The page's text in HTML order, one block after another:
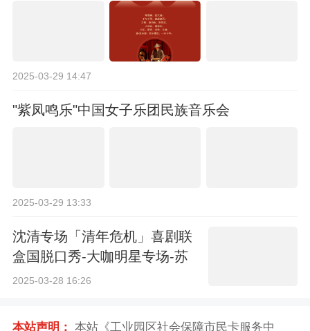
2025-03-29 14:47
"紫凤鸣乐"中国女子乐团民族音乐会
2025-03-29 13:33
沈清专场「清年危机」喜剧联
盒国脱口秀-大咖明星专场-苏
州站
2025-03-28 16:26
本站声明： 本站《工业园区社会保障市民卡服务中